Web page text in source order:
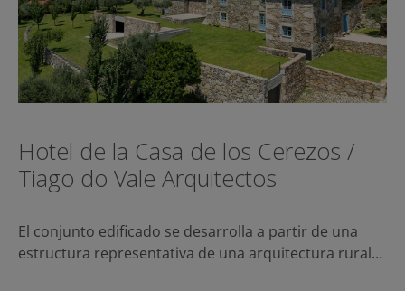
Hotel de la Casa de los Cerezos /
Tiago do Vale Arquitectos
El conjunto edificado se desarrolla a partir de una
estructura representativa de una arquitectura rural…